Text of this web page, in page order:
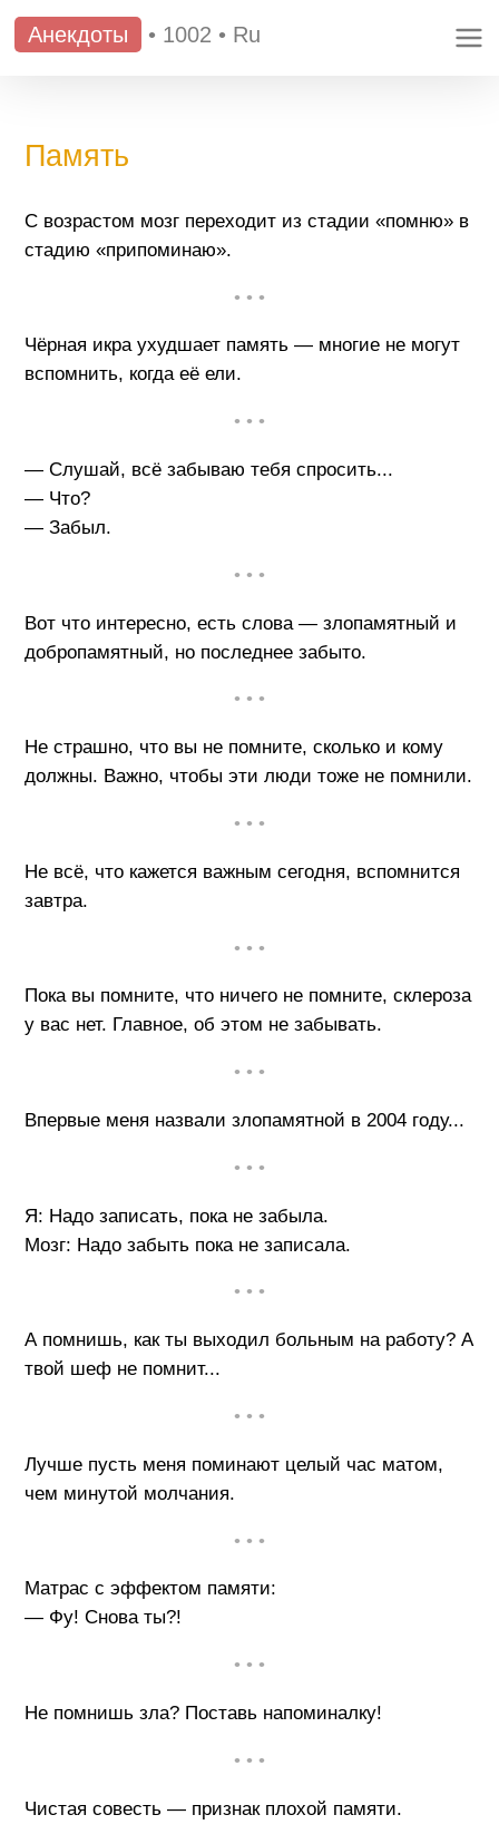
Анекдоты • 1002 • Ru
Память
С возрастом мозг переходит из стадии «помню» в
стадию «припоминаю».
• • •
Чёрная икра ухудшает память — многие не могут
вспомнить, когда её ели.
• • •
— Слушай, всё забываю тебя спросить...
— Что?
— Забыл.
• • •
Вот что интересно, есть слова — злопамятный и
добропамятный, но последнее забыто.
• • •
Не страшно, что вы не помните, сколько и кому
должны. Важно, чтобы эти люди тоже не помнили.
• • •
Не всё, что кажется важным сегодня, вспомнится
завтра.
• • •
Пока вы помните, что ничего не помните, склероза
у вас нет. Главное, об этом не забывать.
• • •
Впервые меня назвали злопамятной в 2004 году...
• • •
Я: Надо записать, пока не забыла.
Мозг: Надо забыть пока не записала.
• • •
А помнишь, как ты выходил больным на работу? А
твой шеф не помнит...
• • •
Лучше пусть меня поминают целый час матом,
чем минутой молчания.
• • •
Матрас с эффектом памяти:
— Фу! Снова ты?!
• • •
Не помнишь зла? Поставь напоминалку!
• • •
Чистая совесть — признак плохой памяти.